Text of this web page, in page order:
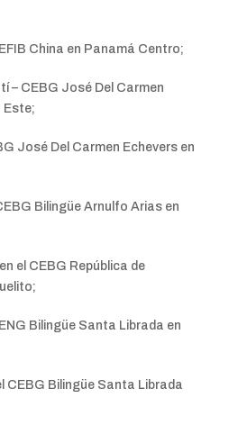
China en Panamá Centro;
– CEBG José Del Carmen
Este;
José Del Carmen Echevers en
Bilingüe Arnulfo Arias en
el CEBG República de
Bilingüe Santa Librada en
CEBG Bilingüe Santa Librada